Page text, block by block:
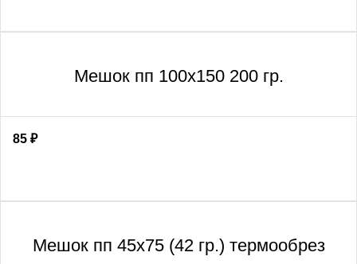
Мешок пп 100х150 200 гр.
85 ₽
Мешок пп 45х75 (42 гр.) термообрез